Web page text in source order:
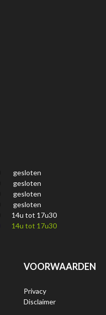
gesloten
gesloten
gesloten
gesloten
14u tot 17u30
14u tot 17u30
VOORWAARDEN
Privacy
Disclaimer